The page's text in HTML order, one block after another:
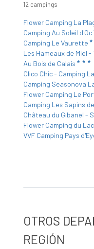
12 campings
Flower Camping La
Camping Au Soleil d'Oc
Camping Le Vaurette
Les Hameaux de Miel
Au Bois de Calais
Clico Chic - Camping
Camping Seasonova
Flower Camping Le
Camping Les Sapins
Château du Gibanel -
Flower Camping du
VVF Camping Pays
OTROS
REGIÓN